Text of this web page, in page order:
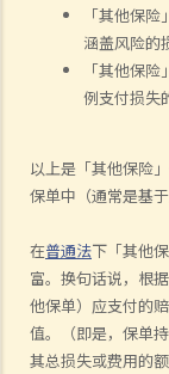
「其他保
涵盖风险的
「其他保
例支付损失
以上是「其他保险
保单中（通常是基于
在普通法下「其他
富。换句话说，根
他保单）应支付的
值。（即是，保单
其总损失或费用的额